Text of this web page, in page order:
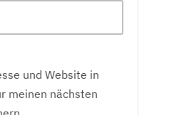
und Website in
meinen nächsten